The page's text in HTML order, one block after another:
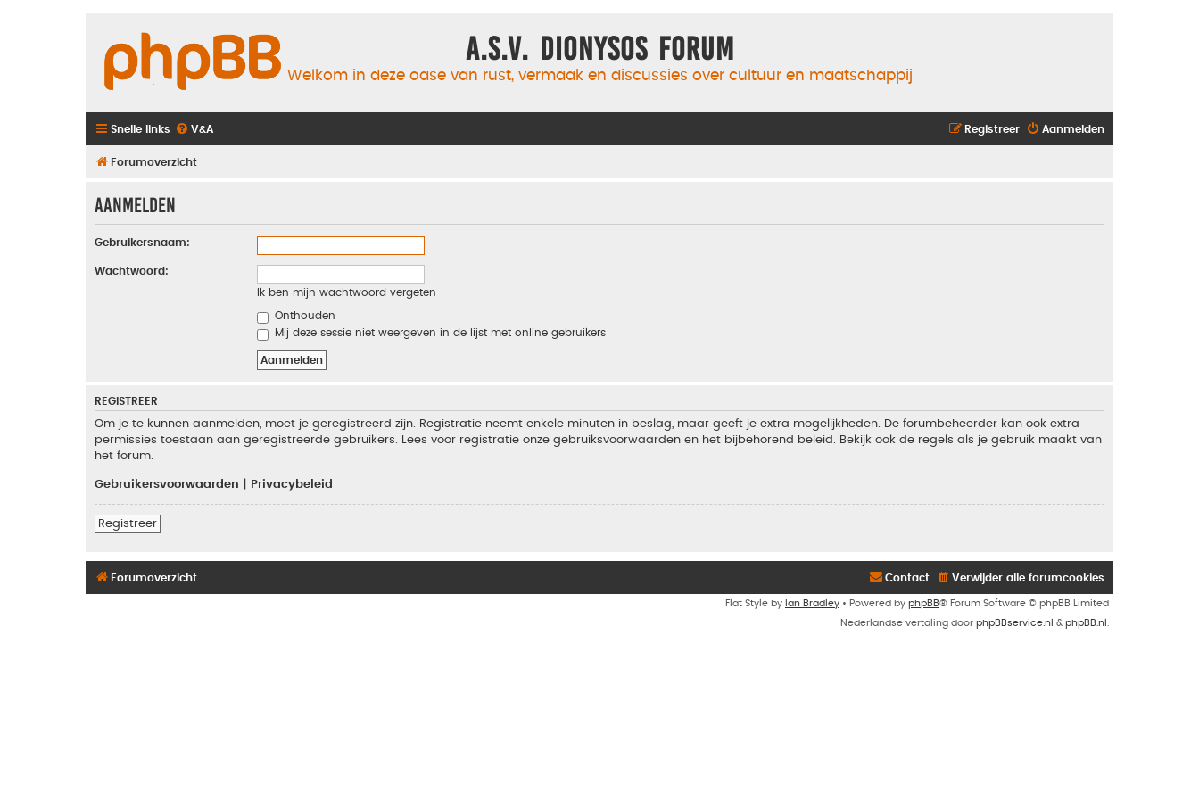
A.S.V. Dionysos Forum
Welkom in deze oase van rust, vermaak en discussies over cultuur en maatschappij
Snelle links V&A Aanmelden
Registreer
Forumoverzicht
Aanmelden
Gebruikersnaam:
Wachtwoord:
Ik ben mijn wachtwoord vergeten
Onthouden
Mij deze sessie niet weergeven in de lijst met online gebruikers
REGISTREER
Om je te kunnen aanmelden, moet je geregistreerd zijn. Registratie neemt enkele minuten in beslag, maar geeft je extra mogelijkheden. De forumbeheerder kan ook extra
permissies toestaan aan geregistreerde gebruikers. Lees voor registratie onze gebruiksvoorwaarden en het bijbehorend beleid. Bekijk ook de regels als je gebruik maakt van
het forum.
Gebruikersvoorwaarden Privacybeleid
Registreer
Forumoverzicht Verwijder alle forumcookies
Contact
Flat Style by Ian Bradley • Powered by phpBB® Forum Software © phpBB Limited
Nederlandse vertaling door phpBBservice.nl & phpBB.nl